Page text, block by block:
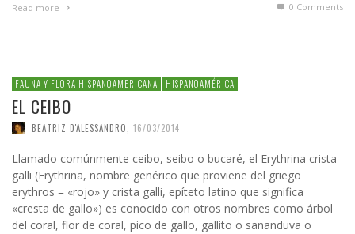
Read more 0 Comments
FAUNA Y FLORA HISPANOAMERICANA HISPANOAMÉRICA
EL CEIBO
BEATRIZ D'ALESSANDRO, 16/03/2014
Llamado comúnmente ceibo, seibo o bucaré, el Erythrina crista-
galli (Erythrina, nombre genérico que proviene del griego
erythros = «rojo» y crista galli, epíteto latino que significa
«cresta de gallo») es conocido con otros nombres como árbol
del coral, flor de coral, pico de gallo, gallito o sananduva o